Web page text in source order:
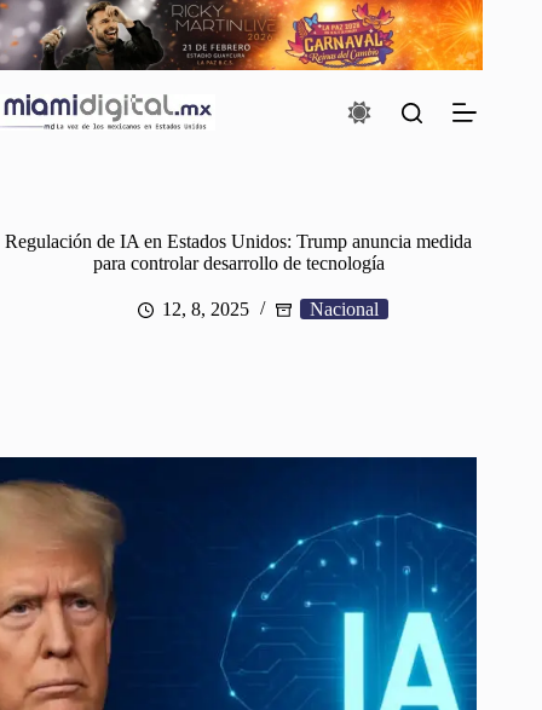
Saltar
al
contenido
Regulación de IA en Estados Unidos: Trump anuncia medida
para controlar desarrollo de tecnología
12, 8, 2025 Nacional